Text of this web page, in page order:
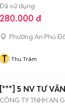
Đã sử dụng
280.000 đ
Phường An Phú
T Thu Trâm
[***] 5 NV TƯ
CÔNG TY TNHH AN